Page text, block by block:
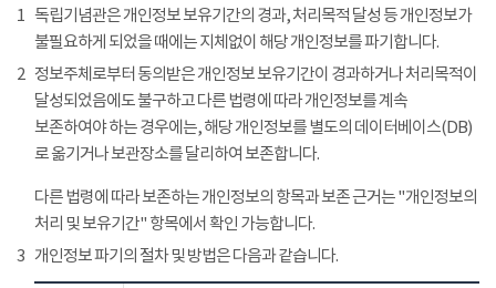
1 독립기념관은 개인정보 보유기간의 경과, 처리목적 달성 등 개인정보가
불필요하게 되었을 때에는 지체없이 해당 개인정보를 파기합니다.
2 정보주체로부터 동의받은 개인정보 보유기간이 경과하거나 처리목적이
달성되었음에도 불구하고 다른 법령에 따라 개인정보를 계속
보존하여야 하는 경우에는, 해당 개인정보를 별도의 데이터베이스(DB)
로 옮기거나 보관장소를 달리하여 보존합니다.
다른 법령에 따라 보존하는 개인정보의 항목과 보존 근거는 "개인정보의
처리 및 보유기간" 항목에서 확인 가능합니다.
3 개인정보 파기의 절차 및 방법은 다음과 같습니다.